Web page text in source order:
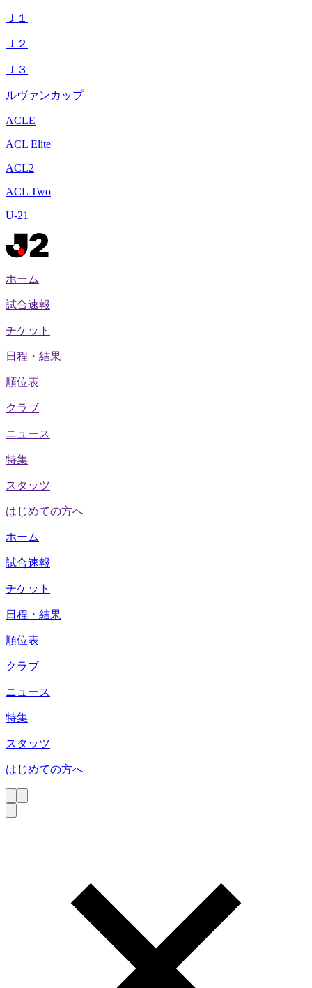
Ｊ１
Ｊ２
Ｊ３
ルヴァンカップ
ACLE
ACL Elite
ACL2
ACL Two
U-21
ホーム
試合速報
チケット
日程・結果
順位表
クラブ
ニュース
特集
スタッツ
はじめての方へ
ホーム
試合速報
チケット
日程・結果
順位表
クラブ
ニュース
特集
スタッツ
はじめての方へ